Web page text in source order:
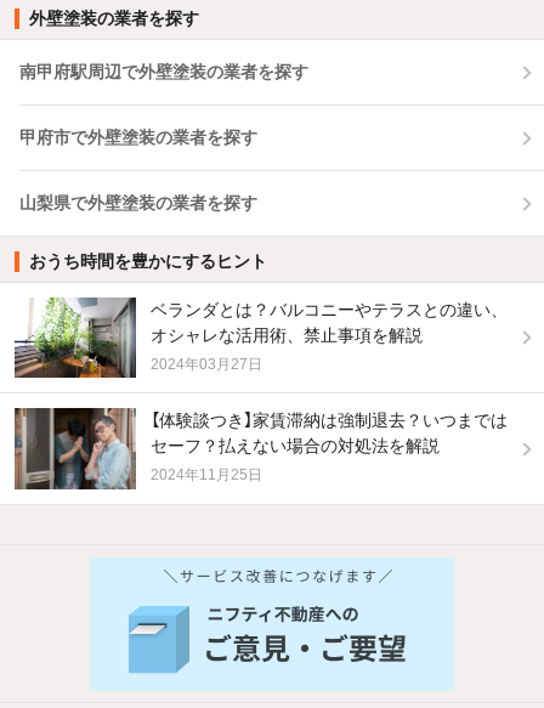
外壁塗装の業者を探す
南甲府駅周辺で外壁塗装の業者を探す
甲府市で外壁塗装の業者を探す
山梨県で外壁塗装の業者を探す
おうち時間を豊かにするヒント
ベランダとは？バルコニーやテラスとの違い、
オシャレな活用術、禁止事項を解説
2024年03月27日
【体験談つき】家賃滞納は強制退去？いつまでは
セーフ？払えない場合の対処法を解説
2024年11月25日